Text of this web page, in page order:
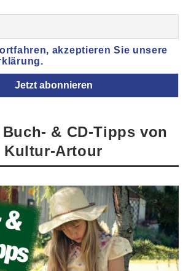
akzeptieren Sie unsere
Buch- & CD-Tipps von
Kultur-Artour